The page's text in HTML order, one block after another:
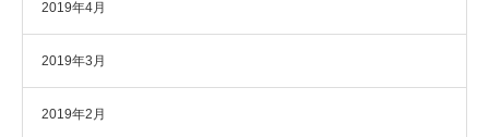
2019年4月
2019年3月
2019年2月